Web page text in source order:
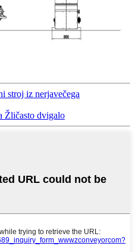
stroj iz nerjavečega
Žličasto dvigalo